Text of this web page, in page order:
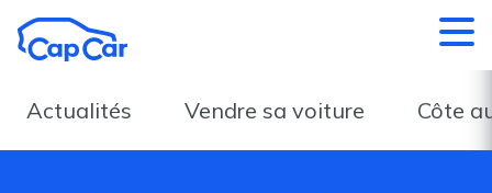
Actualités Vendre sa voiture Côte